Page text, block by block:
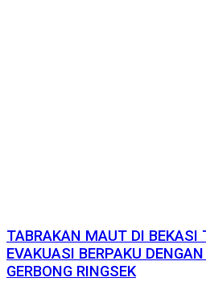
TABRAKAN MAUT DI BEKASI
EVAKUASI BERPAKU
GERBONG RINGSEK